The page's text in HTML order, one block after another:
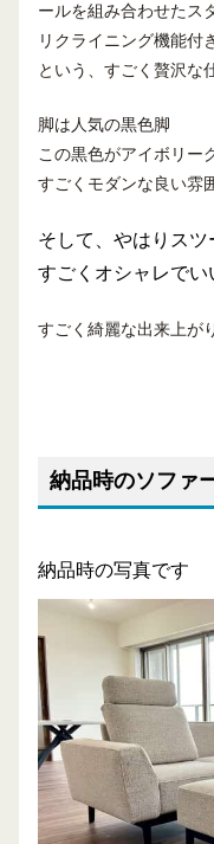
ールを組み合わせたス
リクライニング機能付
という、すごく贅沢な
脚は人気の黒色脚
この黒色がアイボリー
すごくモダンな良い雰
そして、やはりス
すごくオシャレでい
すごく綺麗な出来上が
納品時のソファ
納品時の写真です